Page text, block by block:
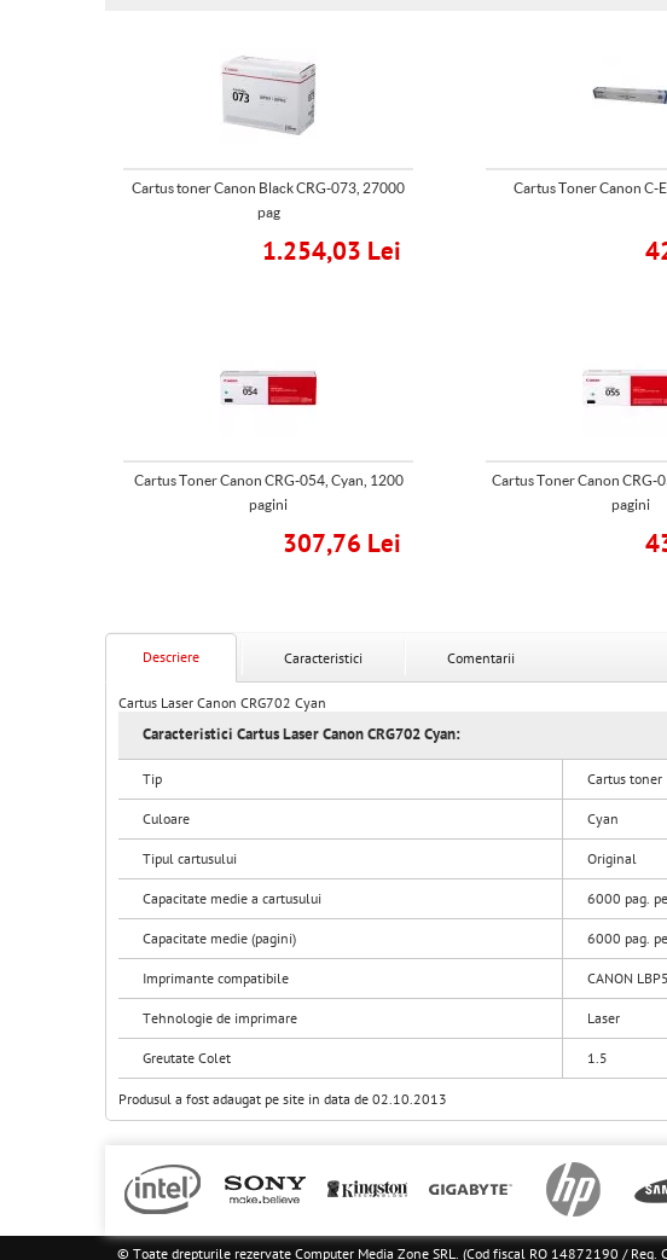
Cartus toner Canon Black CRG-073, 27000
pag
1.254,03 Lei
Cartus Toner Canon C-
Cartus Toner Canon CRG-054, Cyan, 1200
pagini
307,76 Lei
Cartus Toner Canon CRG-
pagini
Descriere Caracteristici Comentarii
Cartus Laser Canon CRG702 Cyan
Caracteristici Cartus Laser Canon CRG702 Cyan:
Tip Cartus toner
Culoare Cyan
Tipul cartusului Original
Capacitate medie a cartusului 6000 pag.
Capacitate medie (pagini) 6000 pag.
Imprimante compatibile CANON
Tehnologie de imprimare Laser
Greutate Colet 1.5
Produsul a fost adaugat pe site in data de 02.10.2013
© Toate drepturile rezervate Computer Media Zone SRL. (Cod fiscal RO 14872190 / Reg.